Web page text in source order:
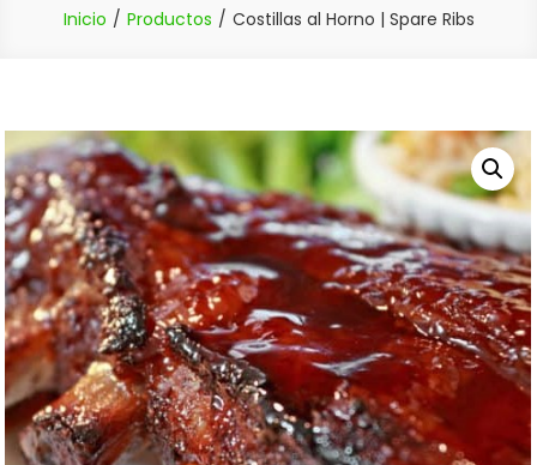
Inicio Productos Costillas al Horno | Spare Ribs